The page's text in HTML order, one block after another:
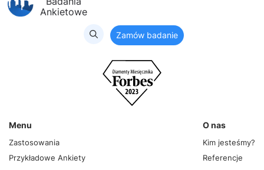
Ankietowe
Zamów badanie
Menu
Zastosowania
Przykładowe Ankiety
O nas
Kim jesteśmy?
Referencje